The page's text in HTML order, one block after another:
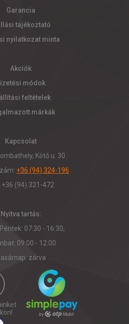
Garancia
tájékoztató
nyilatkozat minta
Akciók
módok
feltételek
márkák
Kapcsolat
Kötő u. 30.
+36 (94) 324-196
+36 (94) 321-472
Nyitva tartás:
07:30 - 16:30,
09:00 - 12:00
zárva